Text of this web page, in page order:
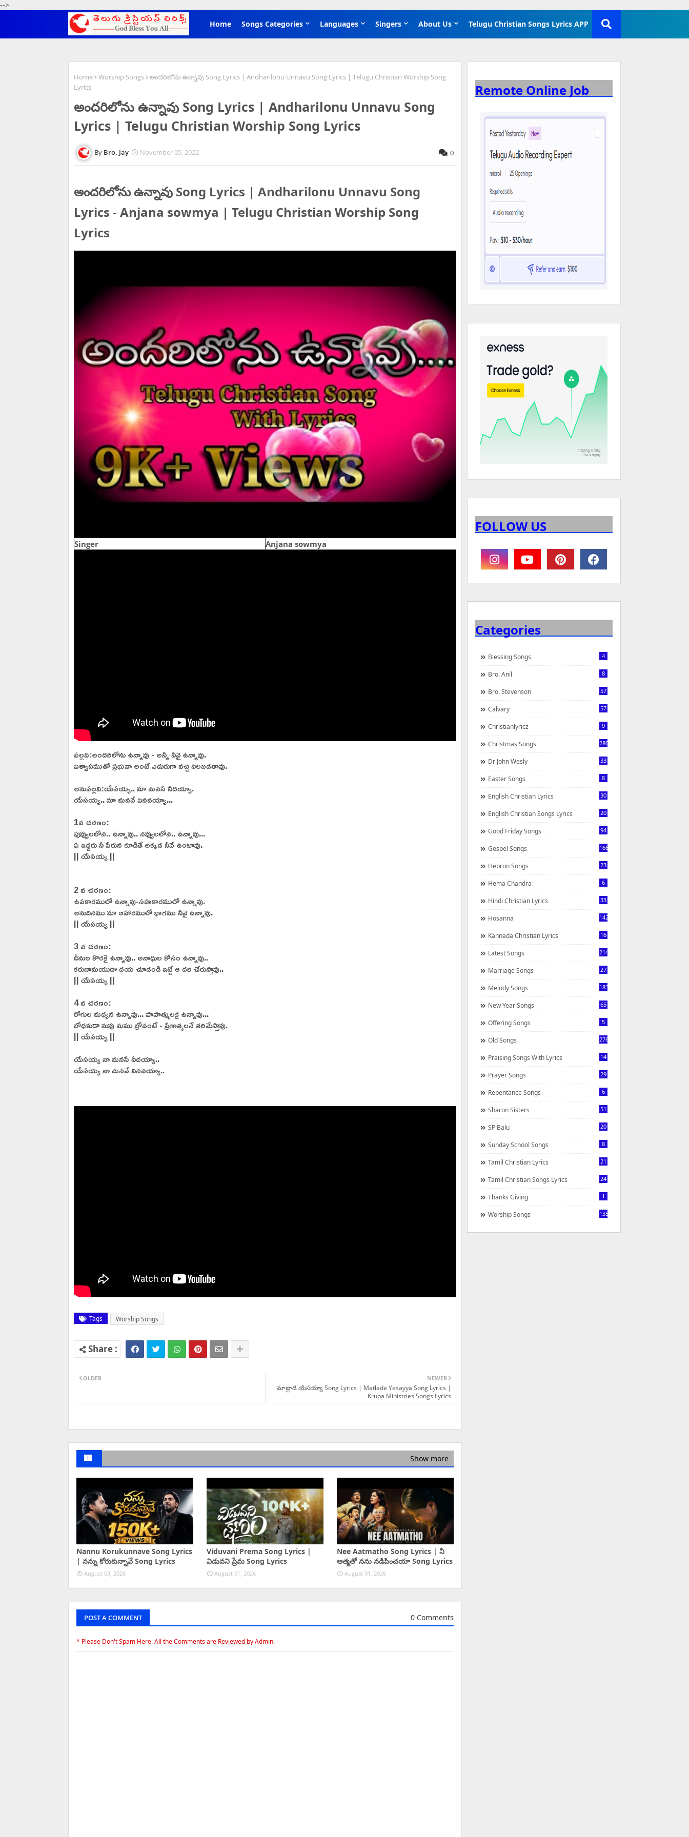
-->
Home
Songs Categories Languages Singers About Us Telugu Christian Songs Lyrics APP
Home Worship Songs
అందరిలోను ఉన్నావు Song Lyrics | Andharilonu Unnavu Song Lyrics | Telugu Christian Worship Song
Lyrics
అందరిలోను ఉన్నావు Song Lyrics | Andharilonu Unnavu Song
Lyrics | Telugu Christian Worship Song Lyrics
Bro. Jay November 05, 2022 0
అందరిలోను ఉన్నావు Song Lyrics | Andharilonu Unnavu Song
Lyrics - Anjana sowmya | Telugu Christian Worship Song
Lyrics
Singer Anjana sowmya
పల్లవి:అందరిలోను ఉన్నావు - అన్నీ నీవై ఉన్నావు.
విశ్వాసముతో ప్రభువా అంటే ఎదురుగా వచ్చి నిలబడతావు.
అనుపల్లవి:యేసయ్య.. మా మనసే నీదయ్యా.
యేసయ్య.. మా మనవే వినవయ్యా...
1వ చరణం:
పువ్వులలోన.. ఉన్నావు.. నవ్వులలోన.. ఉన్నావు...
ఏ ఇద్దరు నీ పేరున కూడితే అక్కడ నీవే ఉంటావు.
|| యేసయ్య ||
2 వ చరణం:
ఉపకారములో ఉన్నావు-సహకారములో ఉన్నావు.
అనుదినము మా ఆహారములో భాగము నీవై ఉన్నావు.
|| యేసయ్య ||
3 వ చరణం:
దీనుల కొరకై ఉన్నావు.. అనాధుల కోసం ఉన్నావు..
కరుణామయుడా దయ చూడండి ఇట్టే ఆ దరి చేరుస్తావు..
|| యేసయ్య ||
4 వ చరణం:
రోగుల మధ్యన ఉన్నావు... పాపాత్ములకై ఉన్నావు...
బోధకుడా నువు మము బ్రోవంటే - ప్రేతాత్మలనే తరిమేస్తావు.
|| యేసయ్య ||
యేసయ్య నా మనసే నీదయ్యా..
యేసయ్య నా మనవే వినవయ్యా..
Tags Worship Songs
NEWER
మాట్లాడే యేసయ్యా Song Lyrics | Matlade Yesayya Song Lyrics |
Krupa Ministries Songs Lyrics
OLDER
Show more
Nannu Korukunnave Song Lyrics
| నన్ను కోరుకున్నావే Song Lyrics
August 03, 2026
Viduvani Prema Song Lyrics |
విడువని ప్రేమ Song Lyrics
August 01, 2026
Nee Aatmatho Song Lyrics | నీ
ఆత్మతో నను నడిపించయా Song Lyrics
August 01, 2026
POST A COMMENT 0 Comments
* Please Don't Spam Here. All the Comments are Reviewed by Admin.
Remote Online Job
FOLLOW US
Categories
Blessing Songs 4
Bro. Anil 8
Bro. Stevenson 57
Calvary 57
Christianlyricz 9
Christmas Songs 280
Dr John Wesly 33
Easter Songs 8
English Christian Lyrics 30
English Christian Songs Lyrics 20
Good Friday Songs 94
Gospel Songs 166
Hebron Songs 23
Hema Chandra 6
Hindi Christian Lyrics 33
Hosanna 142
Kannada Christian Lyrics 16
Latest Songs 214
Marriage Songs 27
Melody Songs 183
New Year Songs 65
Offering Songs 5
Old Songs 276
Praising Songs With Lyrics 14
Prayer Songs 29
Repentance Songs 6
Sharon Sisters 51
SP Balu 20
Sunday School Songs 8
Tamil Christian Lyrics 21
Tamil Christian Songs Lyrics 24
Thanks Giving 1
Worship Songs 1350